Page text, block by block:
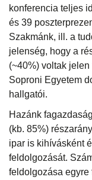
konferencia teljes
és 39
Szakmánk, ill. a
jelenség, hogy a
(~40%) voltak
Soproni Egyetem
hallgatói.
Hazánk
(kb. 85%)
ipar is kihívásként
feldolgozását.
feldolgozása egyre